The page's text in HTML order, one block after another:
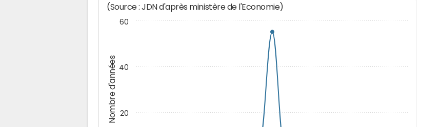
Nombre d'années
(Source : JDN d'après ministère de l'Economie)
20
40
60